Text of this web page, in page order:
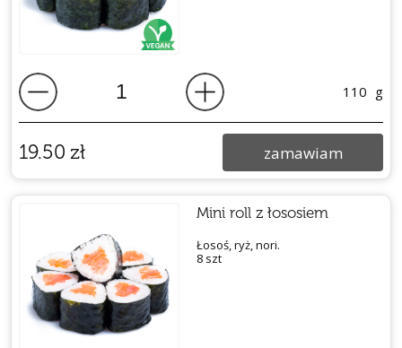
110 g
19.50 zł zamawiam
Mini roll z łososiem
Łosoś, ryż, nori.
8 szt